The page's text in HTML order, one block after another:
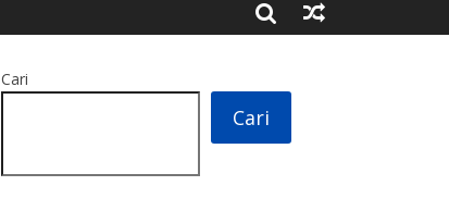
Cari
Cari